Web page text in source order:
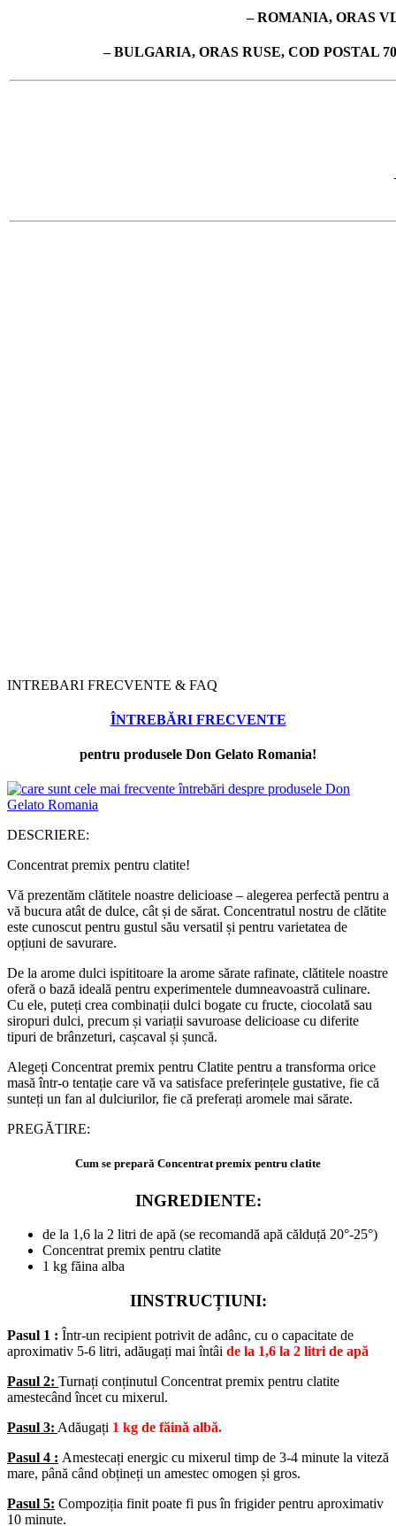
– ROMANIA, ORAS
– BULGARIA, ORAS RUSE, COD POSTAL
INTREBARI FRECVENTE & FAQ
ÎNTREBĂRI FRECVENTE
pentru produsele Don Gelato Romania!
DESCRIERE:
Concentrat premix pentru clatite!
Vă prezentăm clătitele noastre delicioase – alegerea perfectă pentru a
vă bucura atât de dulce, cât și de sărat. Concentratul nostru de clătite
este cunoscut pentru gustul său versatil și pentru varietatea de
opțiuni de savurare.
De la arome dulci ispititoare la arome sărate rafinate, clătitele noastre
oferă o bază ideală pentru experimentele dumneavoastră culinare.
Cu ele, puteți crea combinații dulci bogate cu fructe, ciocolată sau
siropuri dulci, precum și variații savuroase delicioase cu diferite
tipuri de brânzeturi, cașcaval și șuncă.
Alegeți Concentrat premix pentru Clatite pentru a transforma orice
masă într-o tentație care vă va satisface preferințele gustative, fie că
sunteți un fan al dulciurilor, fie că preferați aromele mai sărate.
PREGĂTIRE:
Cum se prepară Concentrat premix pentru clatite
INGREDIENTE:
de la 1,6 la 2 litri de apă (se recomandă apă călduță 20°-25°)
Concentrat premix pentru clatite
1 kg făina alba
IINSTRUCȚIUNI:
Pasul 1 : Într-un recipient potrivit de adânc, cu o capacitate de
aproximativ 5-6 litri, adăugați mai întâi de la 1,6 la 2 litri de apă
Pasul 2: Turnați conținutul Concentrat premix pentru clatite
amestecând încet cu mixerul.
Pasul 3: Adăugați 1 kg de făină albă.
Pasul 4 : Amestecați energic cu mixerul timp de 3-4 minute la viteză
mare, până când obțineți un amestec omogen și gros.
Pasul 5: Compoziția finit poate fi pus în frigider pentru aproximativ
10 minute.